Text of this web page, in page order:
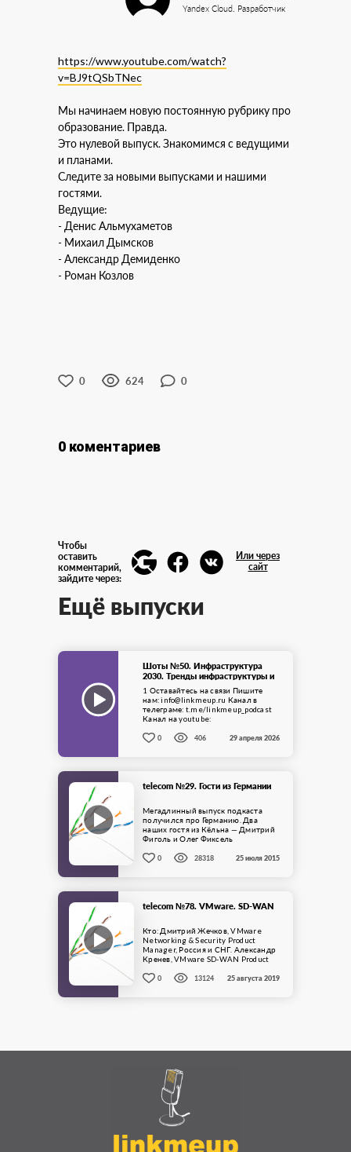
Yandex Cloud. Разработчик
https://www.youtube.com/watch?
v=BJ9tQSbTNec
Мы начинаем новую постоянную рубрику про
образование. Правда.
Это нулевой выпуск. Знакомимся с ведущими
и планами.
Следите за новыми выпусками и нашими
гостями.
Ведущие:
- Денис Альмухаметов
- Михаил Дымсков
- Александр Демиденко
- Роман Козлов
0 624 0
0 коментариев
Чтобы
оставить
комментарий,
зайдите через:
Или через
сайт
Ещё выпуски
Шоты №50. Инфраструктура
2030. Тренды инфраструктуры и
людей
1 Оставайтесь на связи Пишите
нам: info@linkmeup.ru Канал в
телеграме: t.me/linkmeup_podcast
Канал на youtube:
Подкаст доступен в iTunes, Google
0 406 29 апреля 2026
telecom №29. Гости из Германии
Мегадлинный выпуск подкаста
получился про Германию. Два
наших гостя из Кёльна — Дмитрий
Фиголь и Олег Фиксель
жизни инженера ...
0 28318 25 июля 2015
telecom №78. VMware. SD-WAN
Кто: Дмитрий Жечков, VMware
Networking & Security Product
Manager, Россия и СНГ. Александр
Кренев, VMware SD-WAN Product
СНГ.Про что: ...
0 13124 25 августа 2019